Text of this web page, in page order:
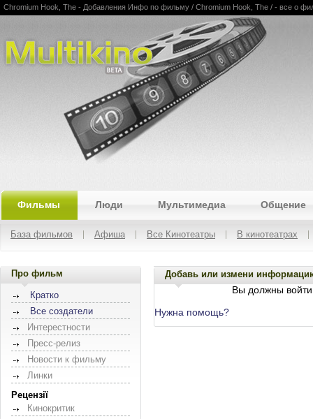
Multikino
Chromium Hook, The - Добавления Инфо по фильму / Chromium Hook, The / - все о
Фильмы Люди Мультимедиа Общение
База фильмов Афиша Все Кинотеатры В кинотеатрах
Про фильм
Кратко
Все создатели
Интерестности
Пресс-релиз
Новости к фильму
Линки
Рецензії
Кинокритик
Добавь или измени
Вы должны
Нужна помощь?